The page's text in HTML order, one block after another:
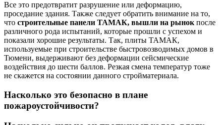
Все это предотвратит разрушение или деформацию,
проседание здания. Также следует обратить внимание на то,
что строительные панели ТАМАК, вышли на рынок после
различного рода испытаний, которые прошли с успехом и
показали хорошие результаты. Так, плиты ТАМАК,
используемые при строительстве быстровозводимых домов в
Тюмени, выдерживают без деформации сейсмические
воздействия до шести баллов. Резкая смена температур тоже
не скажется на состоянии данного стройматериала.
Насколько это безопасно в плане
пожароустойчивости?